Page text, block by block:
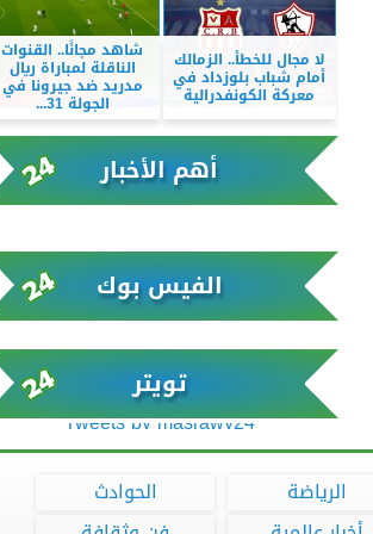
لا مجال للخطأ.. الزمالك
أمام شباب بلوزداد في
معركة الكونفدرالية
شاهد مجانًا.. القنوات
الناقلة لمباراة ريال
مدريد ضد جيرونا في
الجولة 31...
أهم الأخبار
الفيس بوك
تويتر
Tweets by masrawy24
الرياضة
الحوادث